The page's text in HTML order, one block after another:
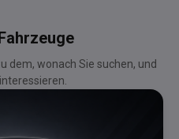
dem, wonach Sie suchen, und